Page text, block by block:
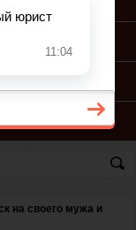
на своего мужа и